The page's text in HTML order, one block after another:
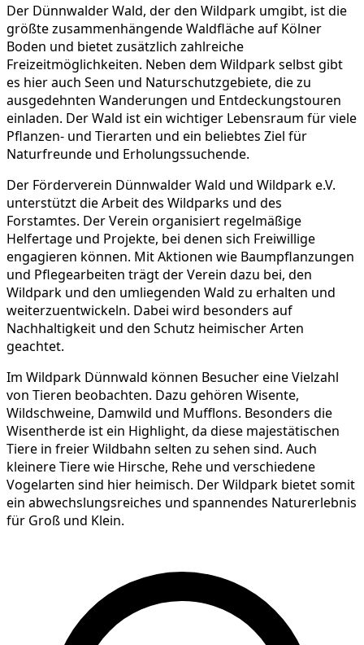
Der Dünnwalder Wald, der den Wildpark umgibt, ist die
größte zusammenhängende Waldfläche auf Kölner
Boden und bietet zusätzlich zahlreiche
Freizeitmöglichkeiten. Neben dem Wildpark selbst gibt
es hier auch Seen und Naturschutzgebiete, die zu
ausgedehnten Wanderungen und Entdeckungstouren
einladen. Der Wald ist ein wichtiger Lebensraum für viele
Pflanzen- und Tierarten und ein beliebtes Ziel für
Naturfreunde und Erholungssuchende.
Der Förderverein Dünnwalder Wald und Wildpark e.V.
unterstützt die Arbeit des Wildparks und des
Forstamtes. Der Verein organisiert regelmäßige
Helfertage und Projekte, bei denen sich Freiwillige
engagieren können. Mit Aktionen wie Baumpflanzungen
und Pflegearbeiten trägt der Verein dazu bei, den
Wildpark und den umliegenden Wald zu erhalten und
weiterzuentwickeln. Dabei wird besonders auf
Nachhaltigkeit und den Schutz heimischer Arten
geachtet.
Im Wildpark Dünnwald können Besucher eine Vielzahl
von Tieren beobachten. Dazu gehören Wisente,
Wildschweine, Damwild und Mufflons. Besonders die
Wisentherde ist ein Highlight, da diese majestätischen
Tiere in freier Wildbahn selten zu sehen sind. Auch
kleinere Tiere wie Hirsche, Rehe und verschiedene
Vogelarten sind hier heimisch. Der Wildpark bietet somit
ein abwechslungsreiches und spannendes Naturerlebnis
für Groß und Klein.